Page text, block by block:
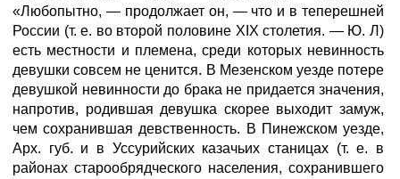
«Любопытно, — продолжает он, — что и в теперешней
России (т. е. во второй половине XIX столетия. — Ю. Л)
есть местности и племена, среди которых невинность
девушки совсем не ценится. В Мезенском уезде потере
девушкой невинности до брака не придается значения,
напротив, родившая девушка скорее выходит замуж,
чем сохранившая девственность. В Пинежском уезде,
Арх. губ. и в Уссурийских казачьих станицах (т. е. в
районах старообрядческого населения, сохранившего